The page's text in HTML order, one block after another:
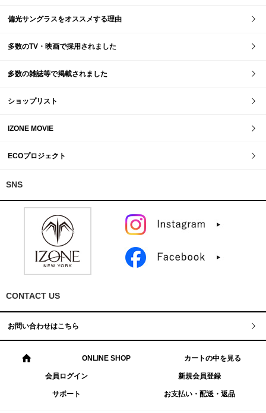
偏光サングラスをオススメする理由
多数のTV・映画で採用されました
多数の雑誌等で掲載されました
ショップリスト
IZONE MOVIE
ECOプロジェクト
SNS
CONTACT US
お問い合わせはこちら
ONLINE SHOP カートの中を見る
会員ログイン 新規会員登録
サポート お支払い・配送・返品